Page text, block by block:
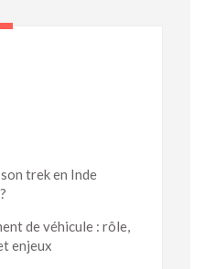
trek en Inde
de véhicule : rôle,
enjeux